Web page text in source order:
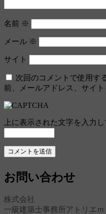
名前 ※
メール ※
サイト
次回のコメントで使用す
前、メールアドレス、サイト
上に表示された文字を入力し
お問い合わせ
株式会社
一級建築士事務所アトリエｍ